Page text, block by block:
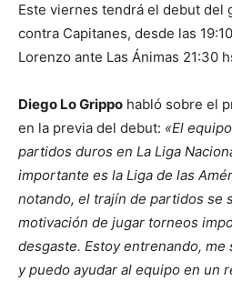
Este viernes tendrá el debut del
contra Capitanes, desde las
Lorenzo ante Las Ánimas 21:30
Diego Lo Grippo habló sobre el
en la previa del debut: «El
partidos duros en La Liga
importante es la Liga de las
notando, el trajín de partidos se
motivación de jugar torneos
desgaste. Estoy entrenando,
y puedo ayudar al equipo en un